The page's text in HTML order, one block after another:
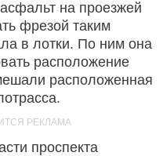
на проезжей
фрезой таким
в лотки. По ним она
расположение
расположенная
проспекта